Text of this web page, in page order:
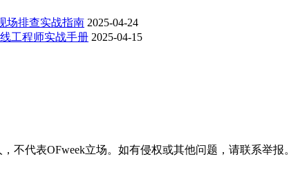
场排查实战指南 2025-04-24
工程师实战手册 2025-04-15
不代表OFweek立场。如有侵权或其他问题，请联系举报。